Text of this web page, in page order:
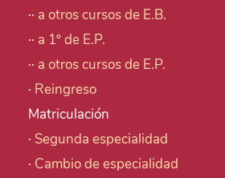
·· a otros cursos de E.B.
·· a 1º de E.P.
·· a otros cursos de E.P.
· Reingreso
Matriculación
· Segunda especialidad
· Cambio de especialidad